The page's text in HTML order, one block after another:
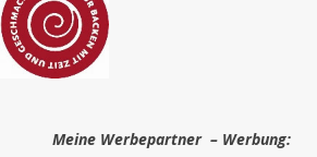
Meine Werbepartner – Werbung: